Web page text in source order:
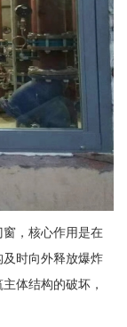
，核心作用是在
时向外释放爆炸
体结构的破坏，